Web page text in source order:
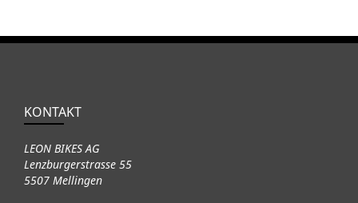
KONTAKT
LEON BIKES AG
Lenzburgerstrasse 55
5507 Mellingen